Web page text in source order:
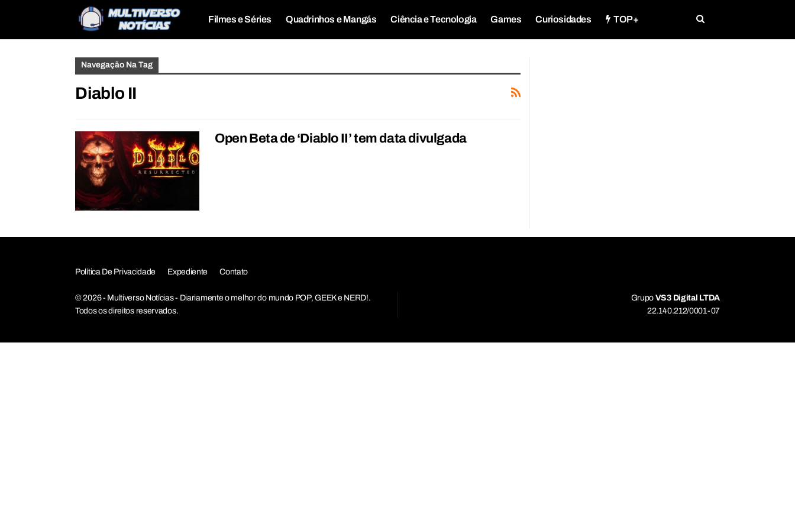
Filmes e Séries Quadrinhos e Mangás Ciência e Tecnologia Games Curiosidades TOP+
Navegação Na Tag
Diablo II
Open Beta de ‘Diablo II’ tem data divulgada
Política De Privacidade Expediente Contato
© 2026 - Multiverso Notícias - Diariamente o melhor do mundo POP, GEEK e NERD!.
Todos os direitos reservados.
Grupo VS3 Digital LTDA
22.140.212/0001-07